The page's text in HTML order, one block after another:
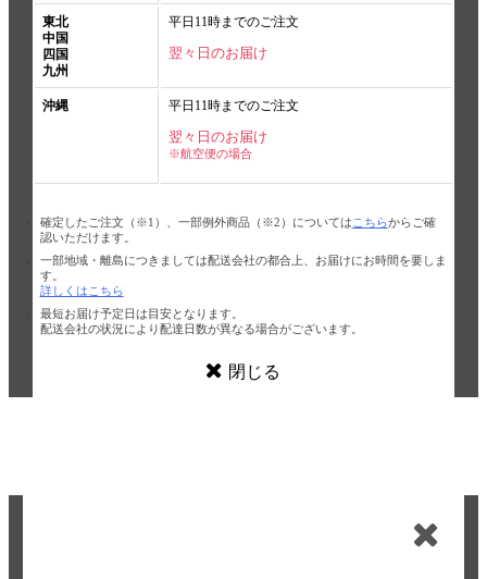
東北
中国
四国
九州
平日11時までのご注文
翌々日のお届け
沖縄 平日11時までのご注文
翌々日のお届け
※航空便の場合
確定したご注文（※1）、一部例外商品（※2）については こちらからご確
認いただけます。
一部地域・離島につきましては配送会社の都合上、お届けにお時間を要しま
す。
詳しくはこちら
最短お届け予定日は目安となります。
配送会社の状況により配達日数が異なる場合がございます。
閉じる